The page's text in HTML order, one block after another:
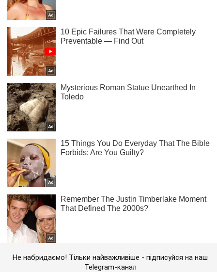
Не набридаємо! Тільки найважливіше - підписуйся на наш
Telegram-канал